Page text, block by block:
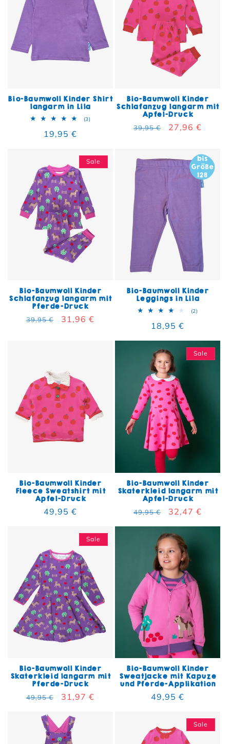
Bio-Baumwoll Kinder Shirt
langarm in Lila
(3)3 Bewertungen insgesamt
Normaler Preis
19,95 €
Bio-Baumwoll Kinder
Schlafanzug langarm mit
Apfel-Druck
Normaler Preis
39,95 € Verkaufspreis
27,96 €
Sale
Bio-Baumwoll Kinder
Schlafanzug langarm mit
Pferde-Druck
Normaler Preis
39,95 € Verkaufspreis
31,96 €
Bio-Baumwoll Kinder
Leggings in Lila
(2)2
Normaler Preis
18,95 €
Bio-Baumwoll Kinder
Fleece Sweatshirt mit
Apfel-Druck
Normaler Preis
49,95 €
Sale
Bio-Baumwoll Kinder
Skaterkleid langarm mit
Apfel-Druck
Normaler Preis
49,95 € Verkaufspreis
32,47 €
Sale
Bio-Baumwoll Kinder
Skaterkleid langarm mit
Pferde-Druck
Normaler Preis
49,95 € Verkaufspreis
31,97 €
Bio-Baumwoll Kinder
Sweatjacke mit Kapuze
und Pferde-Applikation
Normaler Preis
49,95 €
Sale